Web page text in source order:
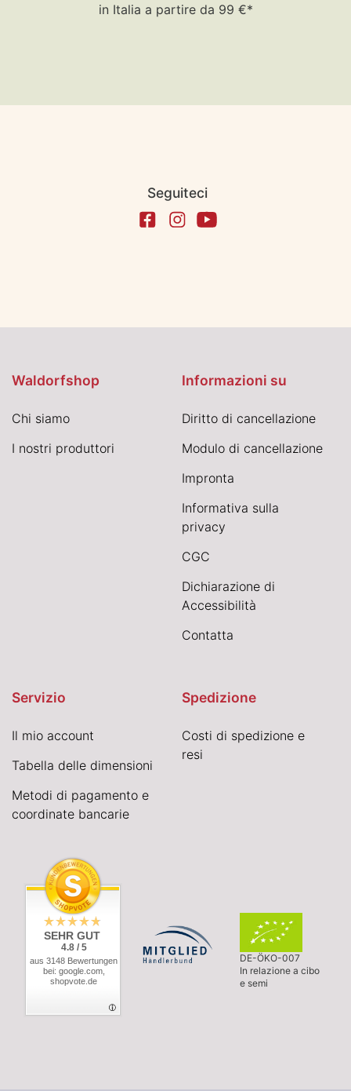
in Italia a partire da 99 €*
Seguiteci
Waldorfshop
Chi siamo
I nostri produttori
Informazioni su
Diritto di cancellazione
Modulo di cancellazione
Impronta
Informativa sulla
privacy
CGC
Dichiarazione di
Accessibilità
Contatta
Servizio
Il mio account
Tabella delle dimensioni
Metodi di pagamento e
coordinate bancarie
Spedizione
Costi di spedizione e
resi
SEHR GUT
4.8 / 5
aus 3148 Bewertungen
bei: google.com,
shopvote.de
DE-ÖKO-007
In relazione a cibo
e semi